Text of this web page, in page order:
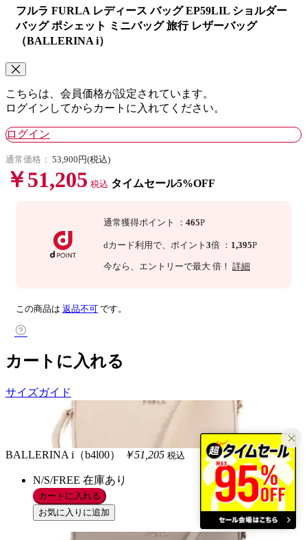
フルラ FURLA レディース バッグ EP59LIL ショルダー
バッグ ポシェット ミニバッグ 旅行 レザーバッグ
（BALLERINA i）
こちらは、会員価格が設定されています。
ログインしてからカートに入れてください。
ログイン
通常価格： 53,900円(税込)
￥51,205 税込 タイムセール5%OFF
通常獲得ポイント ： 465P
dカード利用で、 ポイント 3倍 ： 1,395P
今なら 、エントリーで最大 倍！ 詳細
この商品は 返品不可 です。
カートに入れる
サイズガイド
BALLERINA i（b4l00） ￥51,205 税込
N/S/FREE 在庫あり
カートに入れる
お気に入りに追加